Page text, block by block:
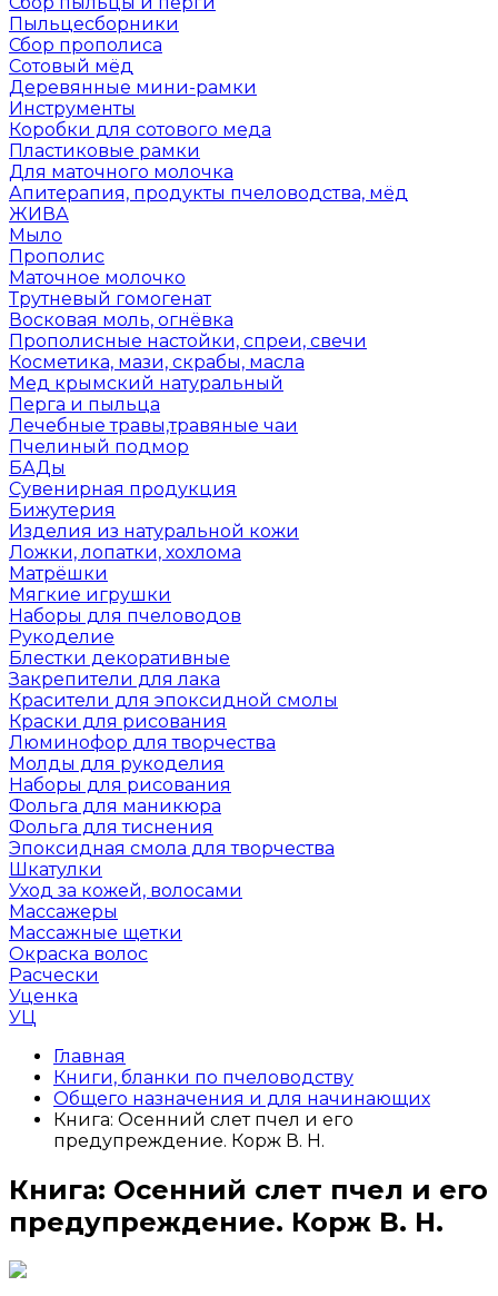
Пыльцесборники
Сбор прополиса
Сотовый мёд
Деревянные мини-рамки
Инструменты
Коробки для сотового меда
Пластиковые рамки
Для маточного молочка
Апитерапия, продукты пчеловодства, мёд
ЖИВА
Мыло
Прополис
Маточное молочко
Трутневый гомогенат
Восковая моль, огнёвка
Прополисные настойки, спреи, свечи
Косметика, мази, скрабы, масла
Мед крымский натуральный
Перга и пыльца
Лечебные травы,травяные чаи
Пчелиный подмор
БАДы
Сувенирная продукция
Бижутерия
Изделия из натуральной кожи
Ложки, лопатки, хохлома
Матрёшки
Мягкие игрушки
Наборы для пчеловодов
Рукоделие
Блестки декоративные
Закрепители для лака
Красители для эпоксидной смолы
Краски для рисования
Люминофор для творчества
Молды для рукоделия
Наборы для рисования
Фольга для маникюра
Фольга для тиснения
Эпоксидная смола для творчества
Шкатулки
Уход за кожей, волосами
Массажеры
Массажные щетки
Окраска волос
Расчески
Уценка
УЦ
Главная
Книги, бланки по пчеловодству
Общего назначения и для начинающих
Книга: Осенний слет пчел и его
предупреждение. Корж В. Н.
Книга: Осенний слет пчел и его
предупреждение. Корж В. Н.